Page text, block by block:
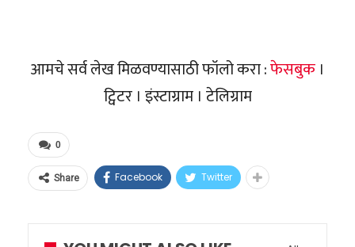
आमचे सर्व लेख मिळवण्यासाठी फॉलो करा :फेसबुक ।
ट्विटर । इंस्टाग्राम । टेलिग्राम
0
Share Facebook Twitter